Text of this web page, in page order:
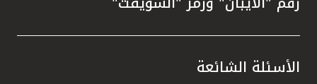
الأسئلة الشائعة